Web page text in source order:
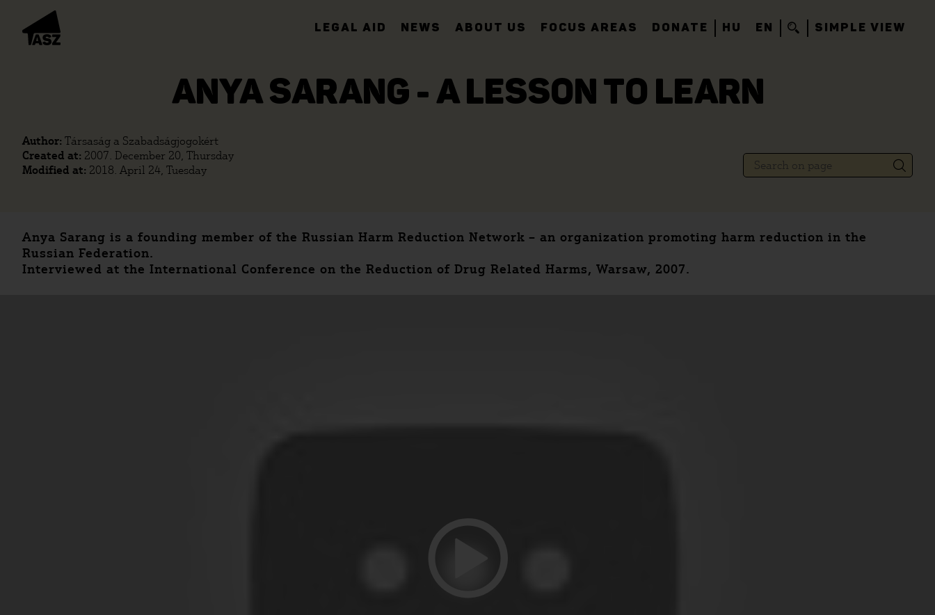
LEGAL AID NEWS ABOUT US FOCUS AREAS DONATE HU EN SIMPLE VIEW
ANYA SARANG - A LESSON TO LEARN
Author: Társaság a Szabadságjogokért
Created at: 2007. December 20, Thursday
Modified at: 2018. April 24, Tuesday
Anya Sarang is a founding member of the Russian Harm Reduction Network – an organization promoting harm reduction in the
Russian Federation.
Interviewed at the International Conference on the Reduction of Drug Related Harms, Warsaw, 2007.